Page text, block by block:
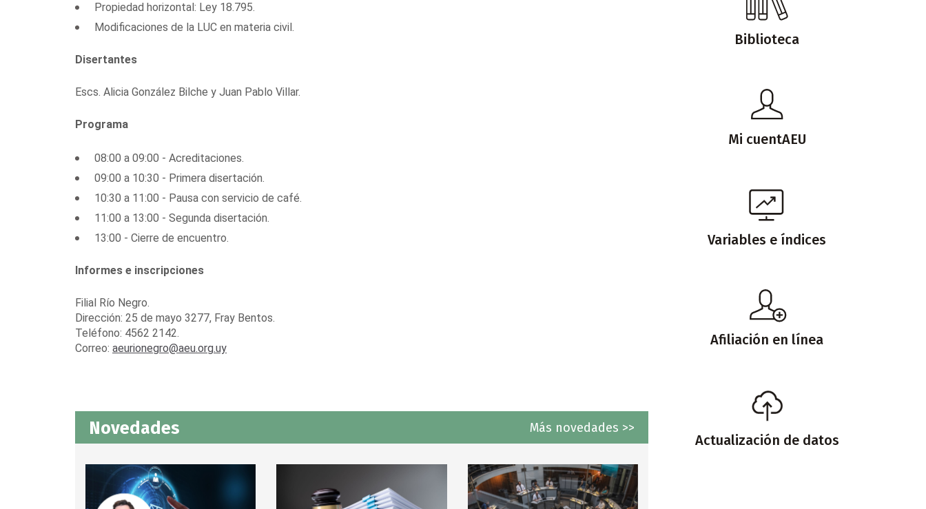
Propiedad horizontal: Ley 18.795.
Modificaciones de la LUC en materia civil.
Disertantes
Escs. Alicia González Bilche y Juan Pablo Villar.
Programa
08:00 a 09:00 - Acreditaciones.
09:00 a 10:30 - Primera disertación.
10:30 a 11:00 - Pausa con servicio de café.
11:00 a 13:00 - Segunda disertación.
13:00 - Cierre de encuentro.
Informes e inscripciones
Filial Río Negro.
Dirección: 25 de mayo 3277, Fray Bentos.
Teléfono: 4562 2142.
Correo: aeurionegro@aeu.org.uy
Novedades Más novedades >>
Biblioteca
Mi cuentAEU
Variables e índices
Afiliación en línea
Actualización de datos